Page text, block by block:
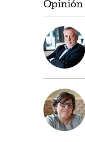
Opinión